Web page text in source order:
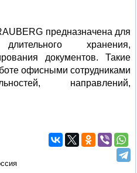
предназначена для
хранения,
документов. Такие
офисными сотрудниками
направлений,